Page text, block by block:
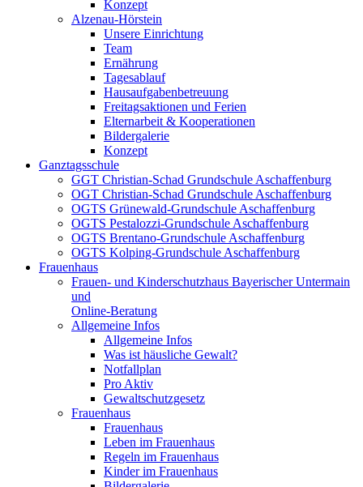
Konzept
Alzenau-Hörstein
Unsere Einrichtung
Team
Ernährung
Tagesablauf
Hausaufgabenbetreuung
Freitagsaktionen und Ferien
Elternarbeit & Kooperationen
Bildergalerie
Konzept
Ganztagsschule
GGT Christian-Schad Grundschule Aschaffenburg
OGT Christian-Schad Grundschule Aschaffenburg
OGTS Grünewald-Grundschule Aschaffenburg
OGTS Pestalozzi-Grundschule Aschaffenburg
OGTS Brentano-Grundschule Aschaffenburg
OGTS Kolping-Grundschule Aschaffenburg
Frauenhaus
Frauen- und Kinderschutzhaus Bayerischer Untermain
und
Online-Beratung
Allgemeine Infos
Allgemeine Infos
Was ist häusliche Gewalt?
Notfallplan
Pro Aktiv
Gewaltschutzgesetz
Frauenhaus
Frauenhaus
Leben im Frauenhaus
Regeln im Frauenhaus
Kinder im Frauenhaus